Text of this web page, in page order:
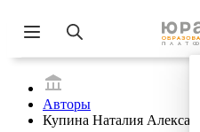
Авторы
Купина Наталия